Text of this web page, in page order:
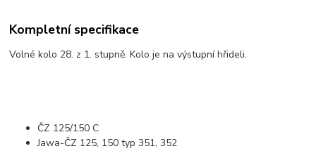
Kompletní specifikace
Volné kolo 28. z 1. stupně. Kolo je na výstupní hřideli.
ČZ 125/150 C
Jawa-ČZ 125, 150 typ 351, 352